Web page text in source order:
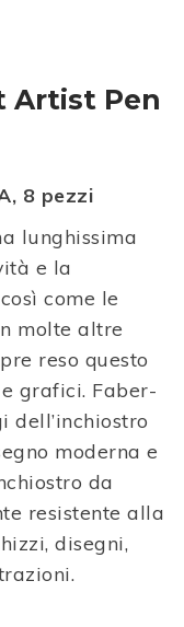
Artist Pen
8 pezzi
lunghissima
e la
come le
molte altre
reso questo
grafici. Faber-
moderna e
da
resistente alla
disegni,